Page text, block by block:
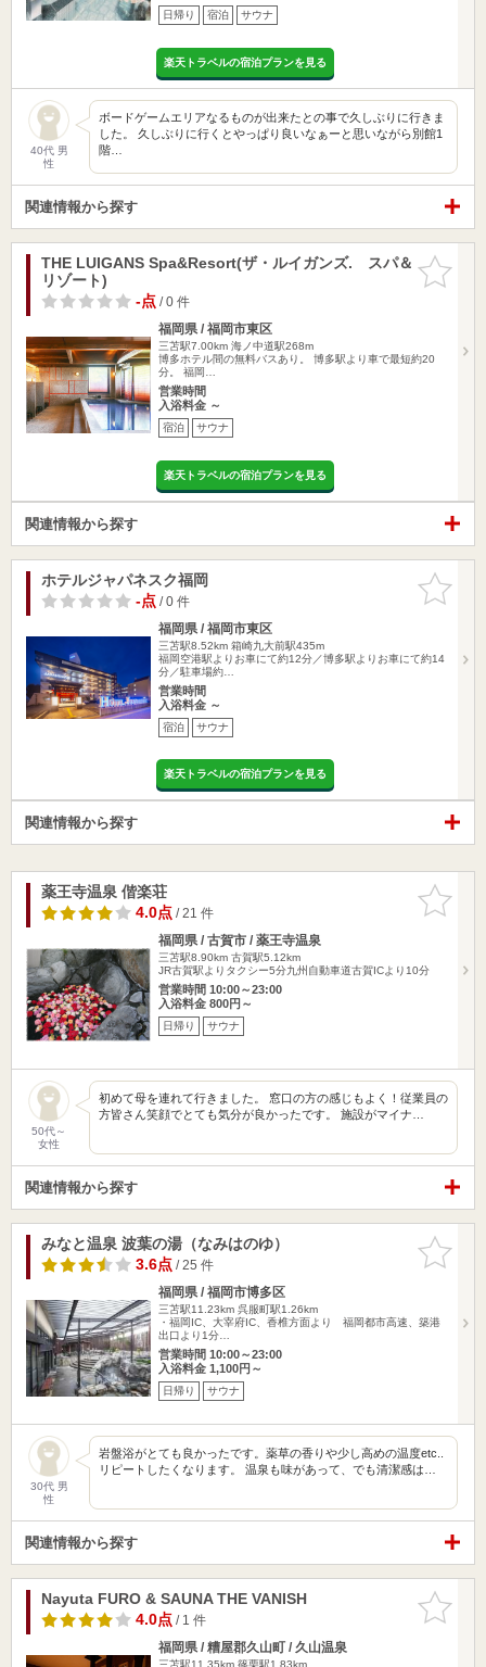
日帰り 宿泊 サウナ
楽天トラベルの宿泊プランを見る
40代 男
性
ボードゲームエリアなるものが出来たとの事で久しぶりに行きま
した。 久しぶりに行くとやっぱり良いなぁーと思いながら別館1
階…
関連情報から探す
お気に入
りに追加
THE LUIGANS Spa&Resort(ザ・ルイガンズ. スパ＆
リゾート)
-点/ 0 件
福岡県 / 福岡市東区
三苫駅7.00km 海ノ中道駅268m
博多ホテル間の無料バスあり。 博多駅より車で最短約20
分。 福岡…
営業時間
入浴料金 ～
宿泊 サウナ
楽天トラベルの宿泊プランを見る
関連情報から探す
お気に入
りに追加
ホテルジャパネスク福岡
-点/ 0 件
福岡県 / 福岡市東区
三苫駅8.52km 箱崎九大前駅435m
福岡空港駅よりお車にて約12分／博多駅よりお車にて約14
分／駐車場約…
営業時間
入浴料金 ～
宿泊 サウナ
楽天トラベルの宿泊プランを見る
関連情報から探す
お気に入
りに追加
薬王寺温泉 偕楽荘
4.0点/ 21 件
福岡県 / 古賀市 / 薬王寺温泉
三苫駅8.90km 古賀駅5.12km
JR古賀駅よりタクシー5分九州自動車道古賀ICより10分
営業時間 10:00～23:00
入浴料金 800円～
日帰り サウナ
50代～
女性
初めて母を連れて行きました。 窓口の方の感じもよく！従業員の
方皆さん笑顔でとても気分が良かったです。 施設がマイナ…
関連情報から探す
お気に入
りに追加
みなと温泉 波葉の湯（なみはのゆ）
3.6点/ 25 件
福岡県 / 福岡市博多区
三苫駅11.23km 呉服町駅1.26km
・福岡IC、大宰府IC、香椎方面より 福岡都市高速、築港
出口より1分…
営業時間 10:00～23:00
入浴料金 1,100円～
日帰り サウナ
30代 男
性
岩盤浴がとても良かったです。薬草の香りや少し高めの温度etc..
リピートしたくなります。 温泉も味があって、でも清潔感は…
関連情報から探す
お気に入
りに追加
Nayuta FURO & SAUNA THE VANISH
4.0点/ 1 件
福岡県 / 糟屋郡久山町 / 久山温泉
三苫駅11.35km 篠栗駅1.83km